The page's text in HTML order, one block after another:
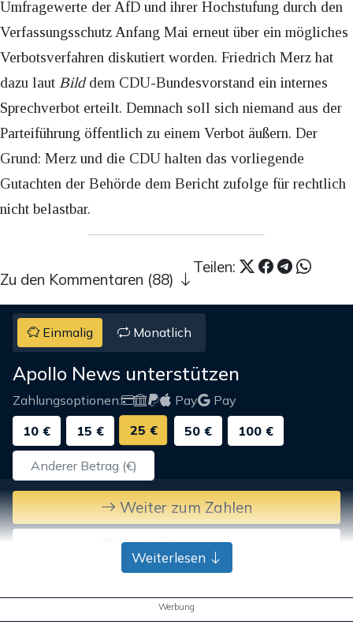
Umfragewerte der AfD und ihrer Hochstufung durch den
Verfassungsschutz Anfang Mai erneut über ein mögliches
Verbotsverfahren diskutiert worden. Friedrich Merz hat
dazu laut Bilddem CDU-Bundesvorstand ein internes
Sprechverbot erteilt. Demnach soll sich niemand aus der
Parteiführung öffentlich zu einem Verbot äußern. Der
Grund: Merz und die CDU halten das vorliegende
Gutachten der Behörde dem Bericht zufolge für rechtlich
nicht belastbar.
Teilen:
Zu den Kommentaren (88)
Einmalig Monatlich
Apollo News unterstützen
Zahlungsoptionen: Pay
Pay
10 €
15 € 25 € 50 € 100 €
Weiter zum Zahlen
Bank-Überweisung
Weiterlesen
Werbung